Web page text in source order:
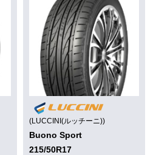
(LUCCINI(ルッチーニ))
Buono Sport
215/50R17